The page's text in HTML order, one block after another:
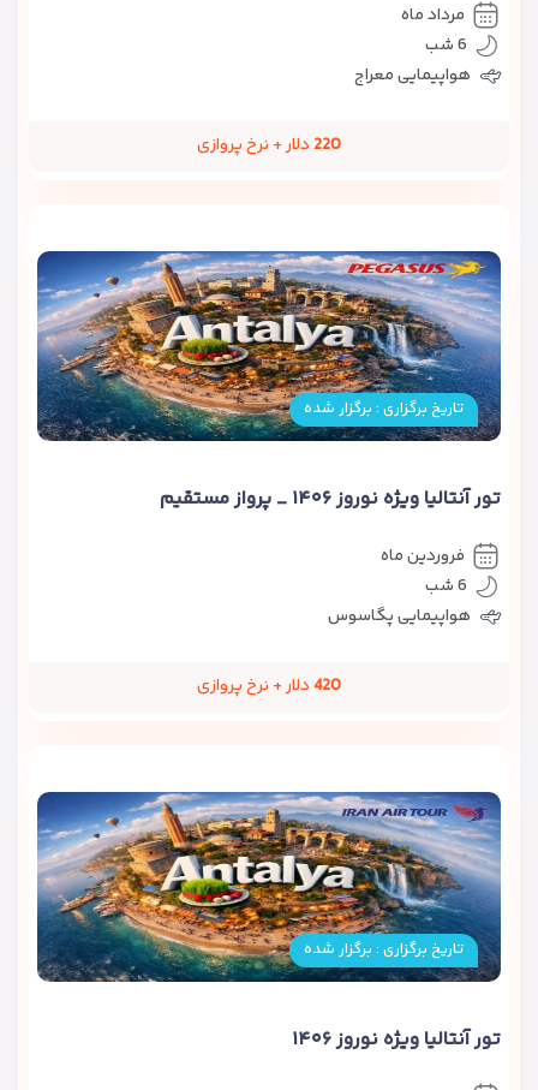
مرداد ماه
6 شب
هواپیمایی معراج
220 دلار + نرخ پروازی
تاریخ برگزاری : برگزار شده
تور آنتالیا ویژه نوروز ۱۴۰۶ _ پرواز مستقیم
فروردین ماه
6 شب
هواپیمایی پگاسوس
420دلار + نرخ پروازی
تاریخ برگزاری : برگزار شده
تور آنتالیا ویژه نوروز ۱۴۰۶